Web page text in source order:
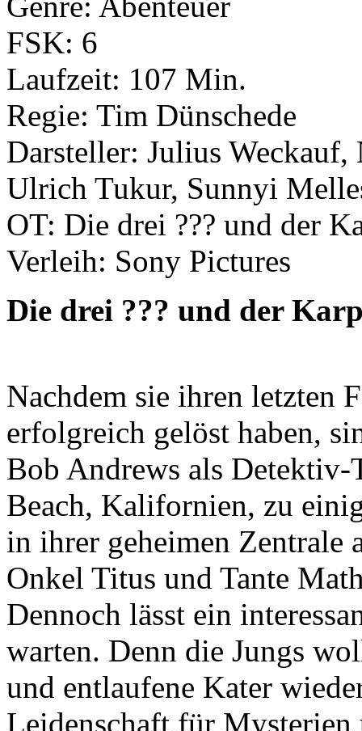
FSK: 6
Laufzeit: 107 Min.
Regie: Tim Dünschede
Darsteller: Julius
Ulrich Tukur, Sunnyi
OT: Die drei ??? und der
Verleih: Sony Pictures
Die drei ??? und der
Nachdem sie ihren letzten
erfolgreich gelöst haben,
Bob Andrews als
Beach, Kalifornien, zu
in ihrer geheimen Zentrale
Onkel Titus und Tante
Dennoch lässt ein
warten. Denn die Jungs
und entlaufene Kater
Leidenschaft für